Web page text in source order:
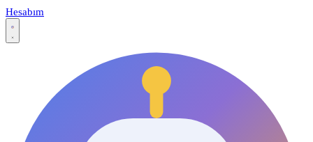
Hesabım